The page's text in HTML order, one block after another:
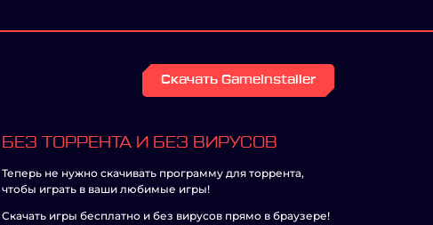
Скачать GameInstaller
БЕЗ ТОРРЕНТА И БЕЗ ВИРУСОВ
Теперь не нужно скачивать программу для торрента,
чтобы играть в ваши любимые игры!
Скачать игры бесплатно и без вирусов прямо в браузере!